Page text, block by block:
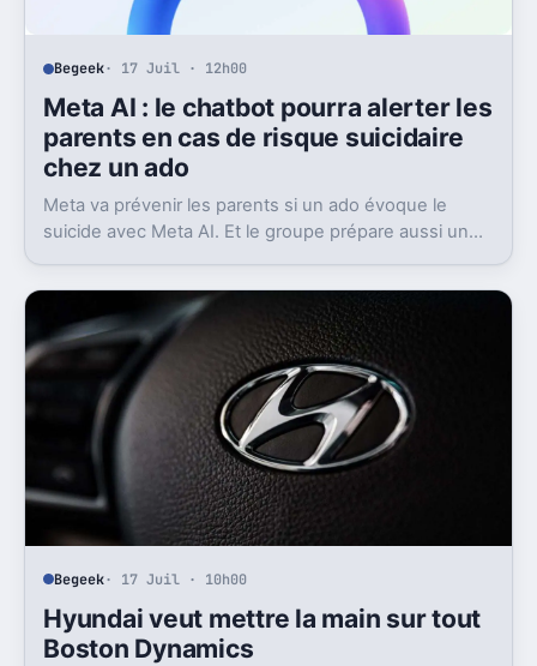
Begeek· 17 Juil · 12h00
Meta AI : le chatbot pourra alerter les
parents en cas de risque suicidaire
chez un ado
Meta va prévenir les parents si un ado évoque le
suicide avec Meta AI. Et le groupe prépare aussi un
Begeek· 17 Juil · 10h00
Hyundai veut mettre la main sur tout
Boston Dynamics